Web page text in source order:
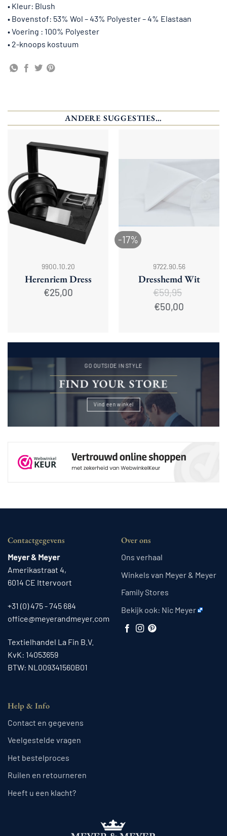
• Kleur: Blush
• Bovenstof: 53% Wol – 43% Polyester – 4% Elastaan
• Voering : 100% Polyester
• 2-knoops kostuum
ANDERE SUGGESTIES…
9900.10.20
Herenriem Dress
€25,00
-17%
9722.90.56
Dresshemd Wit
€59,95
Oorspronkelijke
prijs
€50,00
GO OUTSIDE IN STYLE
FIND YOUR STORE
Vind een winkel
Contactgegevens
Meyer & Meyer
Amerikastraat 4,
6014 CE Ittervoort
+31 (0) 475 - 745 684
office@meyerandmeyer.com
Textielhandel La Fin B.V.
KvK: 14053659
BTW: NL009341560B01
Over ons
Ons verhaal
Winkels van Meyer & Meyer
Family Stores
Bekijk ook: Nic Meyer
Help & Info
Contact en gegevens
Veelgestelde vragen
Het bestelproces
Ruilen en retourneren
Heeft u een klacht?